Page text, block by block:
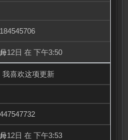
184545706
12日 在 下午3:50
我喜欢这项更新
447547732
12日 在 下午3:53